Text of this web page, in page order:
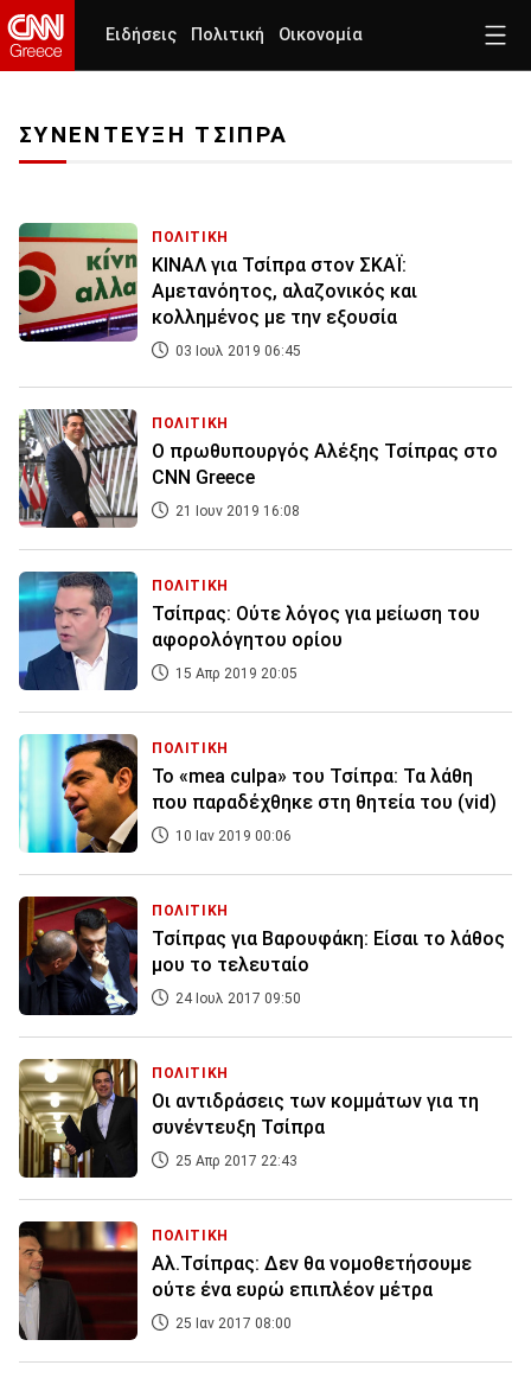
Ειδήσεις Πολιτική Οικονομία
ΣΥΝΕΝΤΕΥΞΗ ΤΣΙΠΡΑ
ΠΟΛΙΤΙΚΗ
ΚΙΝΑΛ για Τσίπρα στον ΣΚΑΪ:
Αμετανόητος, αλαζονικός και
κολλημένος με την εξουσία
03 Ιουλ 2019 06:45
ΠΟΛΙΤΙΚΗ
Ο πρωθυπουργός Αλέξης Τσίπρας στο
CNN Greece
21 Ιουν 2019 16:08
ΠΟΛΙΤΙΚΗ
Τσίπρας: Ούτε λόγος για μείωση του
αφορολόγητου ορίου
15 Απρ 2019 20:05
ΠΟΛΙΤΙΚΗ
Το «mea culpa» του Τσίπρα: Τα λάθη
που παραδέχθηκε στη θητεία του (vid)
10 Ιαν 2019 00:06
ΠΟΛΙΤΙΚΗ
Τσίπρας για Βαρουφάκη: Είσαι το λάθος
μου το τελευταίο
24 Ιουλ 2017 09:50
ΠΟΛΙΤΙΚΗ
Οι αντιδράσεις των κομμάτων για τη
συνέντευξη Τσίπρα
25 Απρ 2017 22:43
ΠΟΛΙΤΙΚΗ
Αλ.Τσίπρας: Δεν θα νομοθετήσουμε
ούτε ένα ευρώ επιπλέον μέτρα
25 Ιαν 2017 08:00